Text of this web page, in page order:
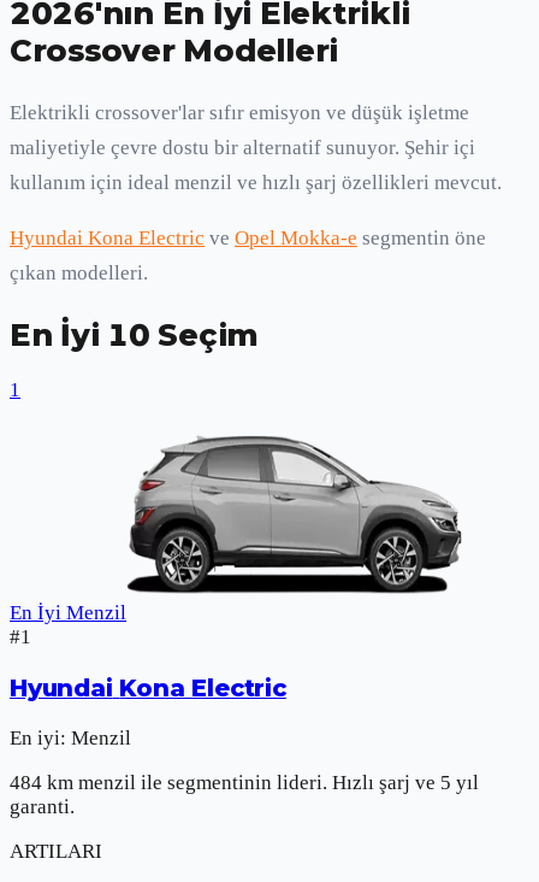
2026'nın En İyi Elektrikli
Crossover Modelleri
Elektrikli crossover'lar sıfır emisyon ve düşük işletme
maliyetiyle çevre dostu bir alternatif sunuyor. Şehir içi
kullanım için ideal menzil ve hızlı şarj özellikleri mevcut.
Hyundai Kona Electric ve Opel Mokka-e segmentin öne
çıkan modelleri.
En İyi 10 Seçim
1
En İyi Menzil
#1
Hyundai Kona Electric
En iyi: Menzil
484 km menzil ile segmentinin lideri. Hızlı şarj ve 5 yıl
garanti.
ARTILARI